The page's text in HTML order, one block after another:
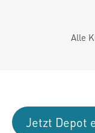
Alle
Jetzt Depot